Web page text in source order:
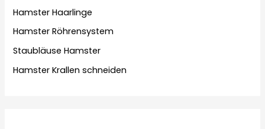
Hamster Haarlinge
Hamster Röhrensystem
Staubläuse Hamster
Hamster Krallen schneiden